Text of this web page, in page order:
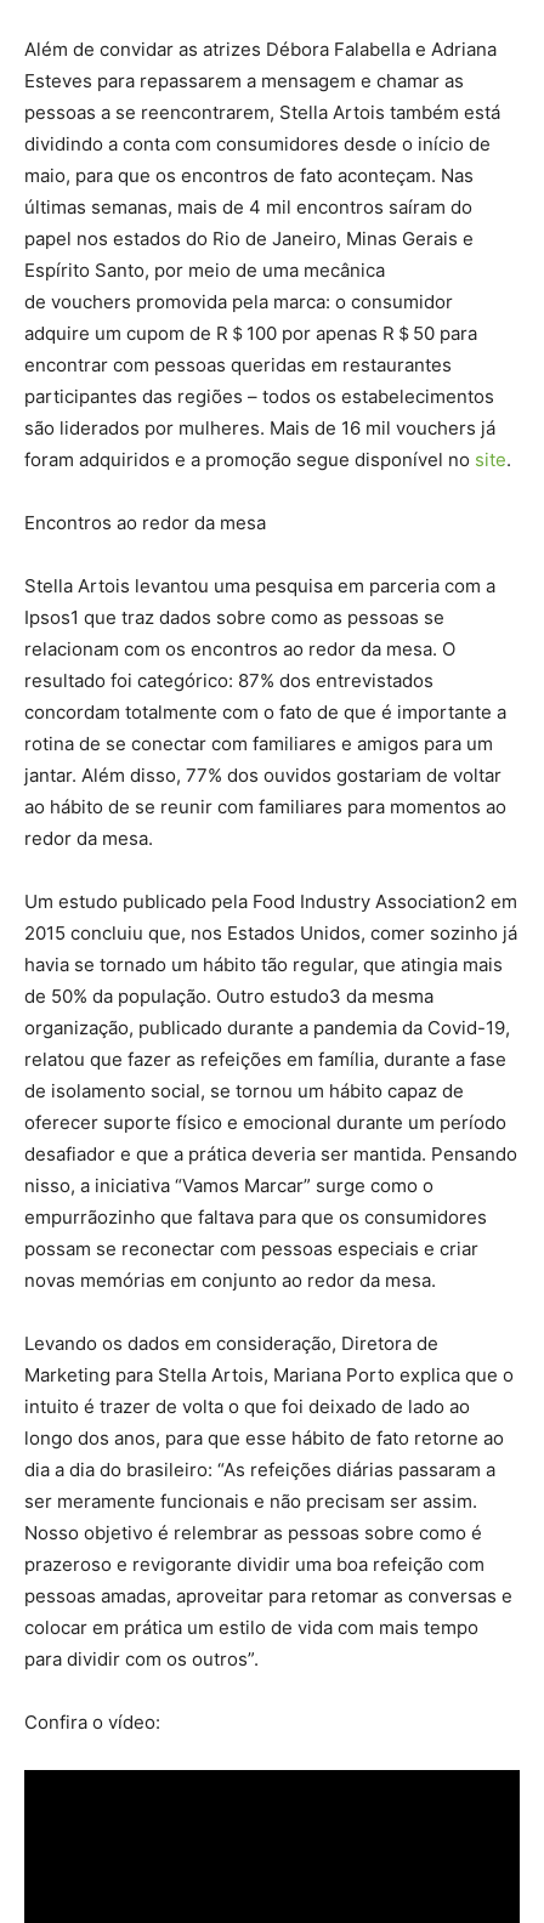
Além de convidar as atrizes Débora Falabella e Adriana
Esteves para repassarem a mensagem e chamar as
pessoas a se reencontrarem, Stella Artois também está
dividindo a conta com consumidores desde o início de
maio, para que os encontros de fato aconteçam. Nas
últimas semanas, mais de 4 mil encontros saíram do
papel nos estados do Rio de Janeiro, Minas Gerais e
Espírito Santo, por meio de uma mecânica
de vouchers promovida pela marca: o consumidor
adquire um cupom de R＄100 por apenas R＄50 para
encontrar com pessoas queridas em restaurantes
participantes das regiões – todos os estabelecimentos
são liderados por mulheres. Mais de 16 mil vouchers já
foram adquiridos e a promoção segue disponível no site.
Encontros ao redor da mesa
Stella Artois levantou uma pesquisa em parceria com a
Ipsos1 que traz dados sobre como as pessoas se
relacionam com os encontros ao redor da mesa. O
resultado foi categórico: 87% dos entrevistados
concordam totalmente com o fato de que é importante a
rotina de se conectar com familiares e amigos para um
jantar. Além disso, 77% dos ouvidos gostariam de voltar
ao hábito de se reunir com familiares para momentos ao
redor da mesa.
Um estudo publicado pela Food Industry Association2 em
2015 concluiu que, nos Estados Unidos, comer sozinho já
havia se tornado um hábito tão regular, que atingia mais
de 50% da população. Outro estudo3 da mesma
organização, publicado durante a pandemia da Covid-19,
relatou que fazer as refeições em família, durante a fase
de isolamento social, se tornou um hábito capaz de
oferecer suporte físico e emocional durante um período
desafiador e que a prática deveria ser mantida. Pensando
nisso, a iniciativa “Vamos Marcar” surge como o
empurrãozinho que faltava para que os consumidores
possam se reconectar com pessoas especiais e criar
novas memórias em conjunto ao redor da mesa.
Levando os dados em consideração, Diretora de
Marketing para Stella Artois, Mariana Porto explica que o
intuito é trazer de volta o que foi deixado de lado ao
longo dos anos, para que esse hábito de fato retorne ao
dia a dia do brasileiro: “As refeições diárias passaram a
ser meramente funcionais e não precisam ser assim.
Nosso objetivo é relembrar as pessoas sobre como é
prazeroso e revigorante dividir uma boa refeição com
pessoas amadas, aproveitar para retomar as conversas e
colocar em prática um estilo de vida com mais tempo
para dividir com os outros”.
Confira o vídeo: